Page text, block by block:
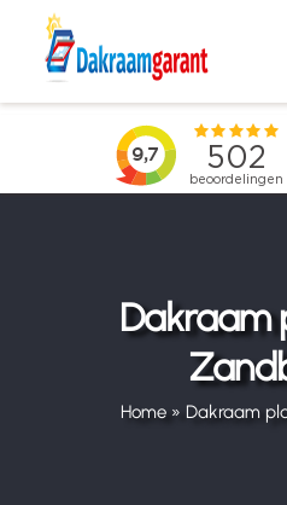
Dakraam
Home » Dakraam